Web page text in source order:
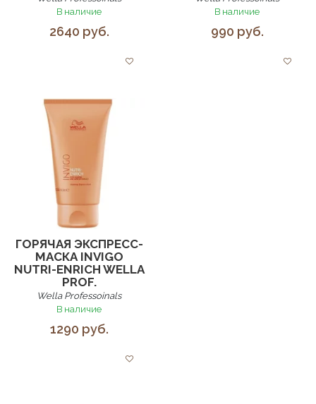
В наличие
2640 руб.
В наличие
990 руб.
ГОРЯЧАЯ ЭКСПРЕСС-
МАСКА INVIGO
NUTRI-ENRICH WELLA
PROF.
Wella Professoinals
В наличие
1290 руб.